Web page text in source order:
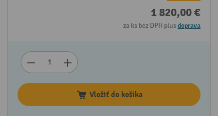
1 820,00 €
za ks bez DPH plusdoprava
Vložiť do košíka